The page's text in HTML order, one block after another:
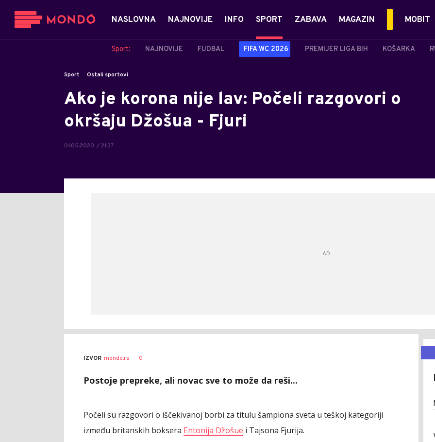
NASLOVNA NAJNOVIJE INFO SPORT
Sport: NAJNOVIJE FUDBAL FIFA WC 2026 PREMIJER LIGA BIH KOŠARKA
ZABAVA MAGAZIN MOBIT
Sport Ostali sportovi
Ako je korona nije lav: Počeli razgovori o
okršaju Džošua - Fjuri
01.05.2020. / 21:37
AUTOR Beta
IZVOR mondo.rs 0
Postoje prepreke, ali novac sve to može da reši...
Počeli su razgovori o iščekivanoj borbi za titulu šampiona sveta u teškoj kategoriji
između britanskih boksera Entonija Džošue i Tajsona Fjurija.